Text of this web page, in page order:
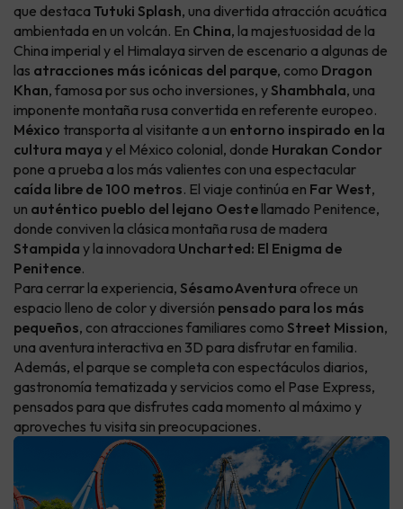
que destaca Tutuki Splash, una divertida atracción acuática
ambientada en un volcán. En China, la majestuosidad de la
China imperial y el Himalaya sirven de escenario a algunas de
las atracciones más icónicas del parque, como Dragon
Khan, famosa por sus ocho inversiones, y Shambhala, una
imponente montaña rusa convertida en referente europeo.
México transporta al visitante a un entorno inspirado en la
cultura maya y el México colonial, donde Hurakan Condor
pone a prueba a los más valientes con una espectacular
caída libre de 100 metros. El viaje continúa en Far West,
un auténtico pueblo del lejano Oeste llamado Penitence,
donde conviven la clásica montaña rusa de madera
Stampida y la innovadora Uncharted: El Enigma de
Penitence.
Para cerrar la experiencia, SésamoAventura ofrece un
espacio lleno de color y diversión pensado para los más
pequeños, con atracciones familiares como Street Mission,
una aventura interactiva en 3D para disfrutar en familia.
Además, el parque se completa con espectáculos diarios,
gastronomía tematizada y servicios como el Pase Express,
pensados para que disfrutes cada momento al máximo y
aproveches tu visita sin preocupaciones.